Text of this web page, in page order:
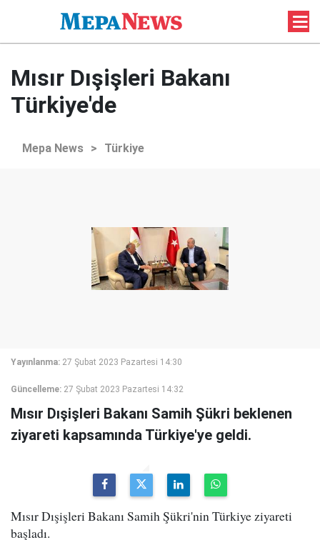
Mısır Dışişleri Bakanı
Türkiye'de
Mepa News > Türkiye
Yayınlanma: 27 Şubat 2023 Pazartesi 14:30
Güncelleme: 27 Şubat 2023 Pazartesi 14:32
Mısır Dışişleri Bakanı Samih Şükri beklenen
ziyareti kapsamında Türkiye'ye geldi.
Mısır Dışişleri Bakanı Samih Şükri'nin Türkiye ziyareti
başladı.